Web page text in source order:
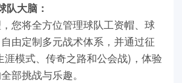
队大脑：
您将全方位管理球队工资帽、球
由定制多元战术体系，并通过征
涯模式、传奇之路和公会战)，体验
部挑战与乐趣。